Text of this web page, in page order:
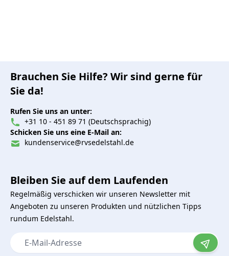
Brauchen Sie Hilfe? Wir sind gerne für
Sie da!
Rufen Sie uns an unter:
+31 10 - 451 89 71 (Deutschsprachig)
Schicken Sie uns eine E-Mail an:
kundenservice@rvsedelstahl.de
Bleiben Sie auf dem Laufenden
Regelmäßig verschicken wir unseren Newsletter mit
Angeboten zu unseren Produkten und nützlichen Tipps
rundum Edelstahl.
E-Mail-Adresse